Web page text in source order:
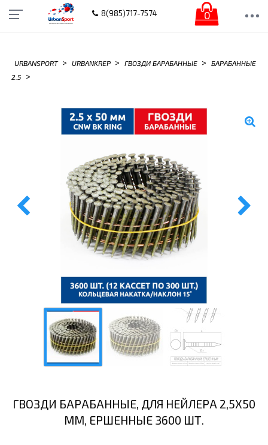
8(985)717-7574 0
URBANSPORT > URBANKREP > ГВОЗДИ БАРАБАННЫЕ >
БАРАБАННЫЕ
2.5
>
ГВОЗДИ БАРАБАННЫЕ, ДЛЯ НЕЙЛЕРА 2,5Х50
ММ, ЕРШЕННЫЕ 3600 ШТ.